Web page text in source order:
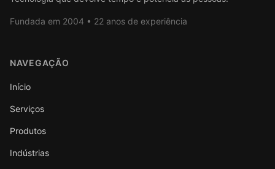
Fundada em 2004 • 22 anos de experiência
NAVEGAÇÃO
Início
Serviços
Produtos
Indústrias